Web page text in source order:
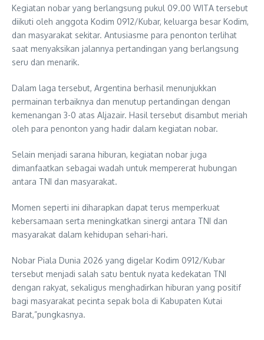
Kegiatan nobar yang berlangsung pukul 09.00 WITA tersebut
diikuti oleh anggota Kodim 0912/Kubar, keluarga besar Kodim,
dan masyarakat sekitar. Antusiasme para penonton terlihat
saat menyaksikan jalannya pertandingan yang berlangsung
seru dan menarik.
Dalam laga tersebut, Argentina berhasil menunjukkan
permainan terbaiknya dan menutup pertandingan dengan
kemenangan 3-0 atas Aljazair. Hasil tersebut disambut meriah
oleh para penonton yang hadir dalam kegiatan nobar.
Selain menjadi sarana hiburan, kegiatan nobar juga
dimanfaatkan sebagai wadah untuk mempererat hubungan
antara TNI dan masyarakat.
Momen seperti ini diharapkan dapat terus memperkuat
kebersamaan serta meningkatkan sinergi antara TNI dan
masyarakat dalam kehidupan sehari-hari.
Nobar Piala Dunia 2026 yang digelar Kodim 0912/Kubar
tersebut menjadi salah satu bentuk nyata kedekatan TNI
dengan rakyat, sekaligus menghadirkan hiburan yang positif
bagi masyarakat pecinta sepak bola di Kabupaten Kutai
Barat,”pungkasnya.